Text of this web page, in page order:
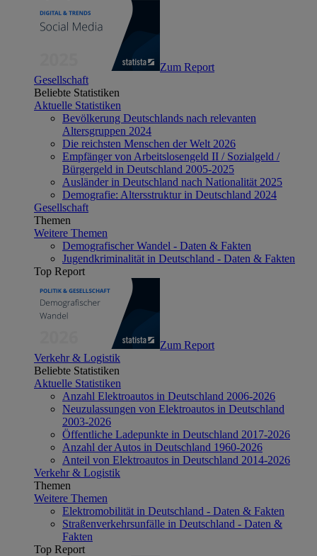
Zum Report
Gesellschaft
Beliebte Statistiken
Aktuelle Statistiken
Bevölkerung Deutschlands nach relevanten
Altersgruppen 2024
Die reichsten Menschen der Welt 2026
Empfänger von Arbeitslosengeld II / Sozialgeld /
Bürgergeld in Deutschland 2005-2025
Ausländer in Deutschland nach Nationalität 2025
Demografie: Altersstruktur in Deutschland 2024
Gesellschaft
Themen
Weitere Themen
Demografischer Wandel - Daten & Fakten
Jugendkriminalität in Deutschland - Daten & Fakten
Top Report
Zum Report
Verkehr & Logistik
Beliebte Statistiken
Aktuelle Statistiken
Anzahl Elektroautos in Deutschland 2006-2026
Neuzulassungen von Elektroautos in Deutschland
2003-2026
Öffentliche Ladepunkte in Deutschland 2017-2026
Anzahl der Autos in Deutschland 1960-2026
Anteil von Elektroautos in Deutschland 2014-2026
Verkehr & Logistik
Themen
Weitere Themen
Elektromobilität in Deutschland - Daten & Fakten
Straßenverkehrsunfälle in Deutschland - Daten &
Fakten
Top Report